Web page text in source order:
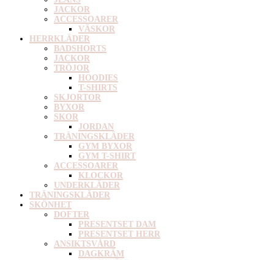
JACKOR
ACCESSOARER
VÄSKOR
HERRKLÄDER
BADSHORTS
JACKOR
TRÖJOR
HOODIES
T-SHIRTS
SKJORTOR
BYXOR
SKOR
JORDAN
TRÄNINGSKLÄDER
GYM BYXOR
GYM T-SHIRT
ACCESSOARER
KLOCKOR
UNDERKLÄDER
TRÄNINGSKLÄDER
SKÖNHET
DOFTER
PRESENTSET DAM
PRESENTSET HERR
ANSIKTSVÅRD
DAGKRÄM